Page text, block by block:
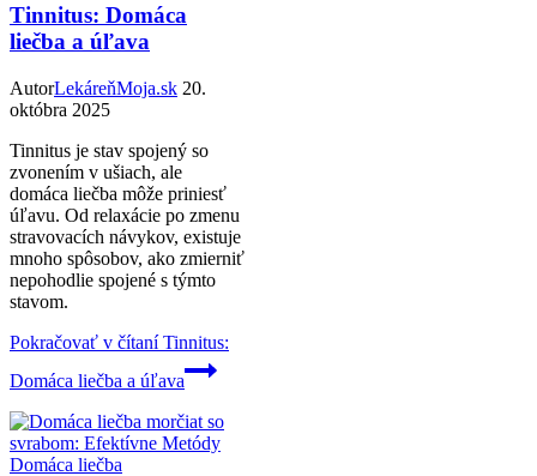
Tinnitus: Domáca
liečba a úľava
AutorLekáreňMoja.sk 20.
októbra 2025
Tinnitus je stav spojený so
zvonením v ušiach, ale
domáca liečba môže priniesť
úľavu. Od relaxácie po zmenu
stravovacích návykov, existuje
mnoho spôsobov, ako zmierniť
nepohodlie spojené s týmto
stavom.
Pokračovať v čítaníTinnitus:
Domáca liečba a úľava
Domáca liečba